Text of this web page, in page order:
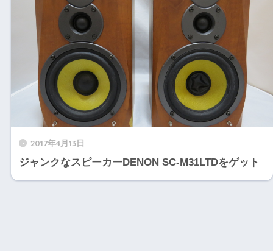
2017年4月13日
ジャンクなスピーカーDENON SC-M31LTDをゲット